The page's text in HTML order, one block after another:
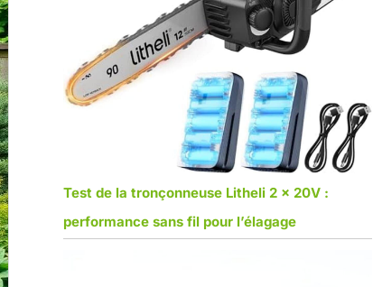
Test de la tronçonneuse Litheli 2 x 20V :
performance sans fil pour l’élagage